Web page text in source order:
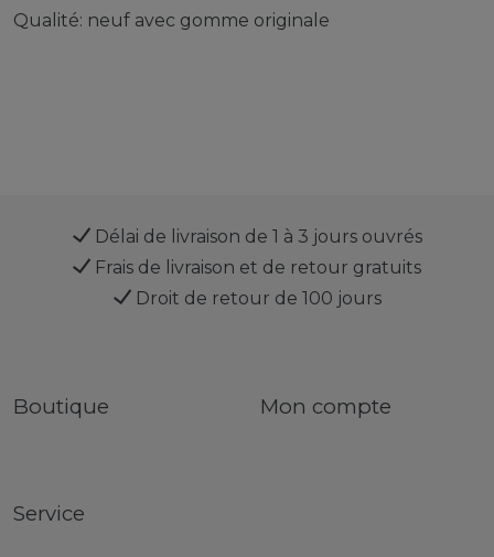
Qualité: neuf avec gomme originale
Délai de livraison de 1 à 3 jours ouvrés
Frais de livraison et de retour gratuits
Droit de retour de 100 jours
Boutique Mon compte
Service